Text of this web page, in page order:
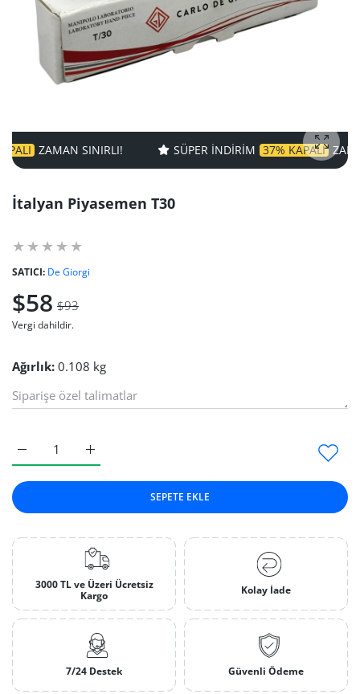
ZAMAN SINIRLI! SÜPER INDIRIM 37% KAPALI ZAMAN
İtalyan Piyasemen T30
SATICI: De Giorgi
$58 $93
Vergi dahildir.
Ağırlık: 0.108 kg
İtalyan Piyasemen T30 Default Title için adedi
İtalyan Piyasemen T30 Default Title için adedi artırın
SEPETE EKLE
3000 TL ve Üzeri Ücretsiz
Kargo
Kolay İade
7/24 Destek Güvenli Ödeme